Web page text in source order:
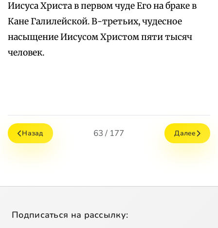
Иисуса Христа в первом чуде Его на браке в
Кане Галилейской. В-третьих, чудесное
насыщение Иисусом Христом пяти тысяч
человек.
Назад 63 / 177 Далее
Подписаться на рассылку: